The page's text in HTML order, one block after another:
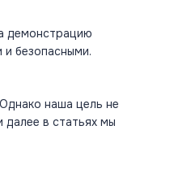
демонстрацию
безопасными.
наша цель не
в статьях мы